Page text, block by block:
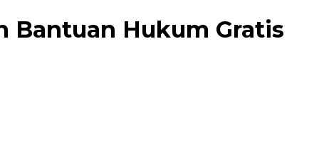
Bantuan Hukum Gratis